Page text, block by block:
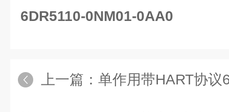
6DR5110-0NM01-0AA0
上一篇： 单作用带HART协议